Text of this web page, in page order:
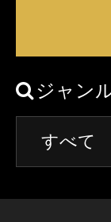
ニュー
ギャラ
ジャン
すべて